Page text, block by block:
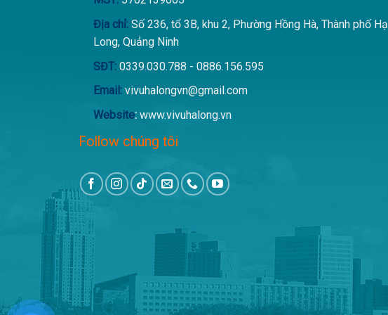
Địa chỉ:Số 236, tổ 3B, khu 2, Phường Hồng Hà, Thành phố Hạ
Long, Quảng Ninh
SĐT:0339.030.788 - 0886.156.595
Email:vivuhalongvn@gmail.com
Website:www.vivuhalong.vn
Follow chúng tôi